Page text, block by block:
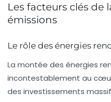
Les facteurs clés de
émissions
Le rôle des énergies
La montée des énergies
incontestablement au
des investissements